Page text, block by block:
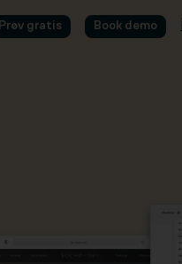
Prøv gratis Book demo